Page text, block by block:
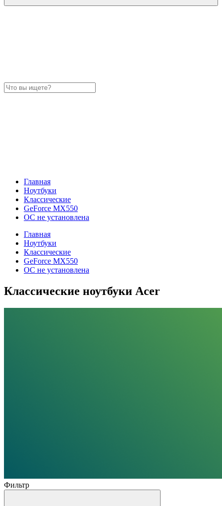
Главная
Ноутбуки
Классические
GeForce MX550
ОС не установлена
Главная
Ноутбуки
Классические
GeForce MX550
ОС не установлена
Классические ноутбуки Acer
Фильтр